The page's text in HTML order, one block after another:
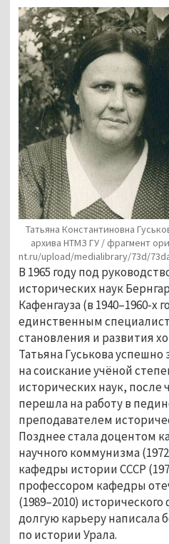
Татьяна Константиновна
архива НТМЗ ГУ / фрагмент
nt.ru/upload/medialibrary/73d/
В 1965 году под
исторических наук
Кафенгауза (в 1940–1960-х
единственным
становления и развития
Татьяна Гуськова
на соискание учёной
исторических наук, после
перешла на работу в
преподавателем
Позднее стала доцентом
научного коммунизма
кафедры истории СССР
профессором кафедры
(1989–2010)
долгую карьеру написала
по истории Урала.